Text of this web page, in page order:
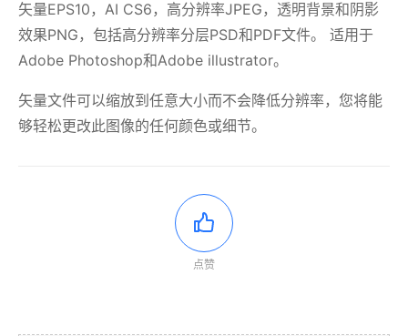
矢量EPS10，AI CS6，高分辨率JPEG，透明背景和阴影
效果PNG，包括高分辨率分层PSD和PDF文件。 适用于
Adobe Photoshop和Adobe illustrator。
矢量文件可以缩放到任意大小而不会降低分辨率，您将能
够轻松更改此图像的任何颜色或细节。
点赞